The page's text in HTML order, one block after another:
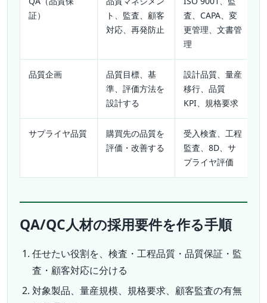
証）
ト、監査、顧客
対応、再発防止
査、CAPA、変
更管理、文書管
理
品質企画
品質目標、基
準、評価方法を
設計する
設計品質、量産
移行、品質
KPI、規格要求
サプライヤ品質
購買先の品質を
評価・改善する
受入検査、工程
監査、8D、サ
プライヤ評価
QA/QC人材の採用要件を作る手順
任せたい役割を、検査・工程品質・品質保証・監
査・顧客対応に分ける
対象製品、量産規模、規格要求、顧客監査の有無